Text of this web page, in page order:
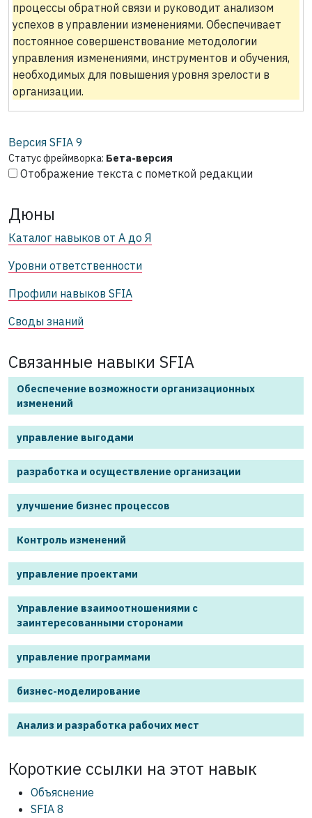
процессы обратной связи и руководит анализом
успехов в управлении изменениями. Обеспечивает
постоянное совершенствование методологии
управления изменениями, инструментов и обучения,
необходимых для повышения уровня зрелости в
организации.
Версия SFIA 9
Статус фреймворка: Бета-версия
Отображение текста с пометкой редакции
Дюны
Каталог навыков от А до Я
Уровни ответственности
Профили навыков SFIA
Своды знаний
Связанные навыки SFIA
Обеспечение возможности организационных
изменений
управление выгодами
разработка и осуществление организации
улучшение бизнес процессов
Контроль изменений
управление проектами
Управление взаимоотношениями с
заинтересованными сторонами
управление программами
бизнес-моделирование
Анализ и разработка рабочих мест
Короткие ссылки на этот навык
Объяснение
SFIA 8